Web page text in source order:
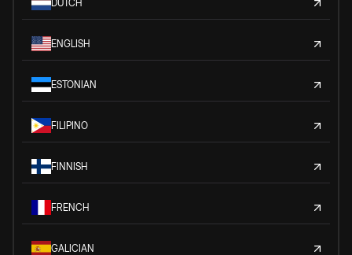
DUTCH
ENGLISH
ESTONIAN
FILIPINO
FINNISH
FRENCH
GALICIAN